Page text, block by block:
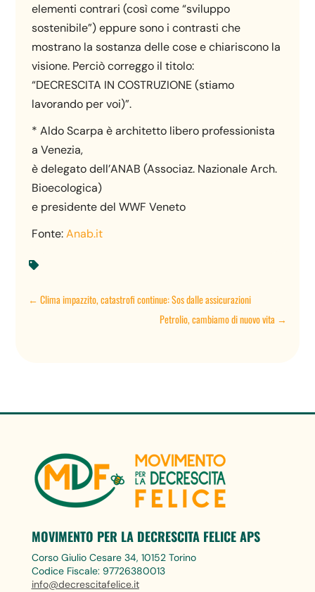
elementi contrari (così come “sviluppo
sostenibile”) eppure sono i contrasti che
mostrano la sostanza delle cose e chiariscono la
visione. Perciò correggo il titolo:
“DECRESCITA IN COSTRUZIONE (stiamo
lavorando per voi)”.
* Aldo Scarpa è architetto libero professionista
a Venezia,
è delegato dell’ANAB (Associaz. Nazionale Arch.
Bioecologica)
e presidente del WWF Veneto
Fonte:Anab.it

←Clima impazzito, catastrofi continue: Sos dalle assicurazioni
Petrolio, cambiamo di nuovo vita →
MOVIMENTO PER LA DECRESCITA FELICE APS
Corso Giulio Cesare 34, 10152 Torino
Codice Fiscale: 97726380013
info@decrescitafelice.it